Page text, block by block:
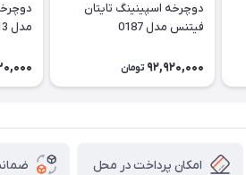
دوچرخه اسپینینگ تایتان
فیتنس مدل 0187
92,920,000 تومان
مدل 96613
امکان پرداخت در محل